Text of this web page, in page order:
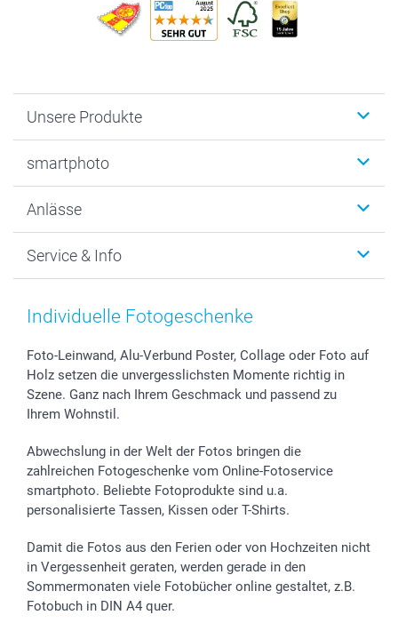
Unsere Produkte
Fotogeschenke
MyNameBook
Fotoabzüge, Fotos als Buch & Poster
Zubehör & Material
Sticker & Etiketten
Geschenk-Gutscheine (PDF)
smartphoto
Warum smartphoto
Datenschutz
AGB
Presse
Partnerprogramme
Investor Relations
Widerrufsrecht
Anlässe
Neujahr
Muttertag
Kommunion & Konfirmation
Hochzeit
Geburtstag
Zu allen Anlässen
Service & Info
Preise und Versandkosten
48h Lieferung
Zahlungsmöglichkeiten
Anmelden /Registrieren
Status der Bestellung
smartfriends
smartgarantie
smartbonus
Individuelle Fotogeschenke
Foto-Leinwand, Alu-Verbund Poster, Collage oder Foto auf
Holz setzen die unvergesslichsten Momente richtig in
Szene. Ganz nach Ihrem Geschmack und passend zu
Ihrem Wohnstil.
Abwechslung in der Welt der Fotos bringen die
zahlreichen Fotogeschenke vom Online-Fotoservice
smartphoto. Beliebte Fotoprodukte sind u.a.
personalisierte Tassen, Kissen oder T-Shirts.
Damit die Fotos aus den Ferien oder von Hochzeiten nicht
in Vergessenheit geraten, werden gerade in den
Sommermonaten viele Fotobücher online gestaltet, z.B.
Fotobuch in DIN A4 quer.